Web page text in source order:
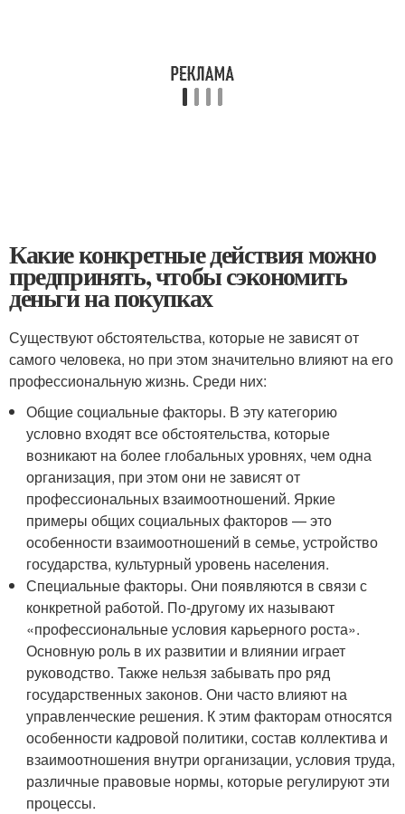
Какие конкретные действия можно
предпринять, чтобы сэкономить
деньги на покупках
Существуют обстоятельства, которые не зависят от
самого человека, но при этом значительно влияют на его
профессиональную жизнь. Среди них:
Общие социальные факторы. В эту категорию
условно входят все обстоятельства, которые
возникают на более глобальных уровнях, чем одна
организация, при этом они не зависят от
профессиональных взаимоотношений. Яркие
примеры общих социальных факторов — это
особенности взаимоотношений в семье, устройство
государства, культурный уровень населения.
Специальные факторы. Они появляются в связи с
конкретной работой. По-другому их называют
«профессиональные условия карьерного роста».
Основную роль в их развитии и влиянии играет
руководство. Также нельзя забывать про ряд
государственных законов. Они часто влияют на
управленческие решения. К этим факторам относятся
особенности кадровой политики, состав коллектива и
взаимоотношения внутри организации, условия труда,
различные правовые нормы, которые регулируют эти
процессы.